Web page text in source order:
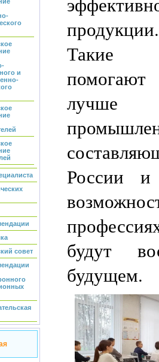
и
совет
продукции.
Такие
России и
будут
будущем.